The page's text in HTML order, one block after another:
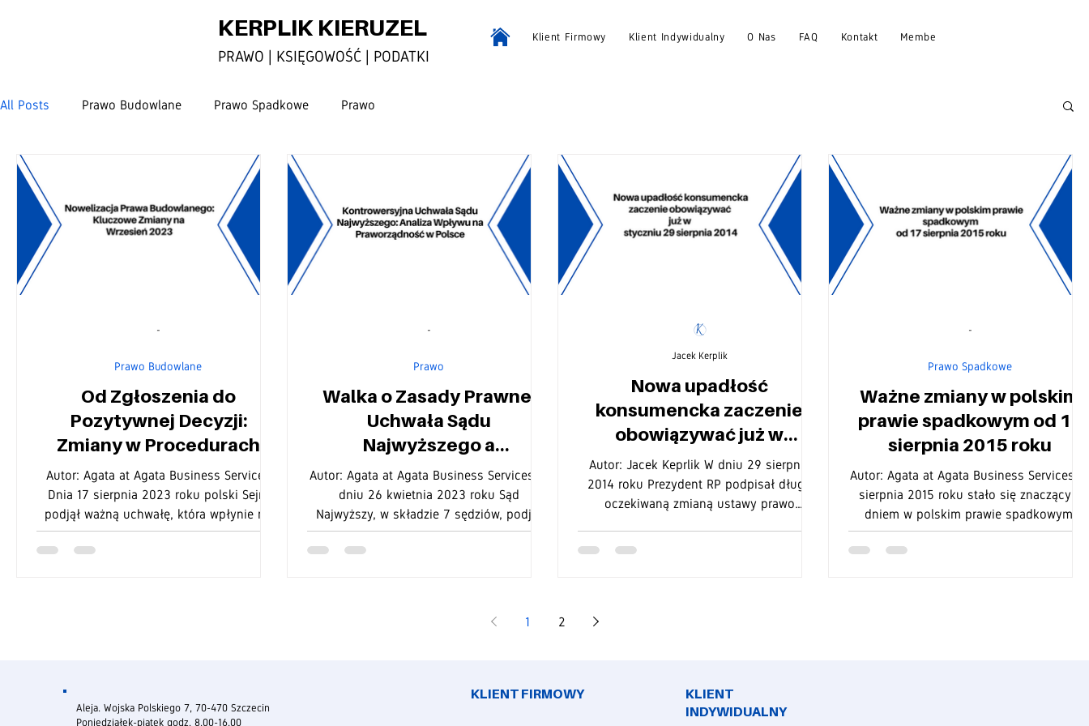
KERPLIK KIERUZEL
PRAWO | KSIĘGOWOŚĆ | PODATKI
Klient Firmowy Klient Indywidualny O Nas FAQ Kontakt Members
All Posts Prawo Budowlane Prawo Spadkowe Prawo
Od Zgłoszenia do
Pozytywnej Decyzji:
Zmiany w Procedurach
Budowlanych po
Nowelizacji Prawa
Budowlane
Autor: Agata at Agata Business Services
Dnia 17 sierpnia 2023 roku polski Sejm
podjął ważną uchwałę, która wpłynie na
wiele aspektów...
Prawo Budowlane
-
Walka o Zasady Prawne:
Uchwała Sądu
Najwyższego a
Konstytucyjne Prawo do
Sprawiedliwego Procesu
Autor: Agata at Agata Business Services W
dniu 26 kwietnia 2023 roku Sąd
Najwyższy, w składzie 7 sędziów, podjął
kontrowersyjną decyzję,...
Prawo
-
Nowa upadłość
konsumencka zaczenie
obowiązywać już w
styczniu 29 sierpnia 2014
Autor: Jacek Keprlik W dniu 29 sierpnia
2014 roku Prezydent RP podpisał długo
oczekiwaną zmianą ustawy prawo
Jacek Kerplik
Ważne zmiany w polskim
prawie spadkowym od 17
sierpnia 2015 roku
Autor: Agata at Agata Business Services
sierpnia 2015 roku stało się znaczącym
dniem w polskim prawie spadkowym.
Wtedy to zaczęło...
Prawo Spadkowe
-
1 2
Aleja. Wojska Polskiego 7, 70-470 Szczecin
Poniedziałek-piątek godz. 8.00-16.00
KLIENT FIRMOWY
KLIENT
INDYWIDUALNY